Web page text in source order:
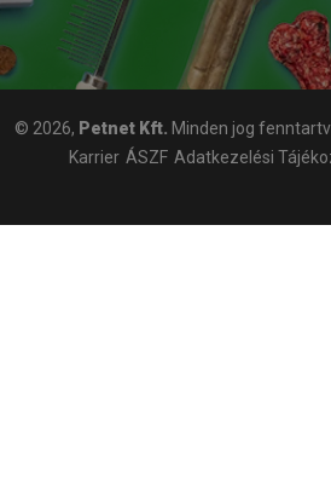
© 2026, Petnet Kft. Minden jog
Karrier ÁSZF Adatkezelési